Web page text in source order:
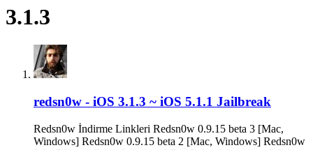
3.1.3
redsn0w - iOS 3.1.3 ~ iOS 5.1.1 Jailbreak
Redsn0w İndirme Linkleri Redsn0w 0.9.15 beta 3 [Mac,
Windows] Redsn0w 0.9.15 beta 2 [Mac, Windows] Redsn0w